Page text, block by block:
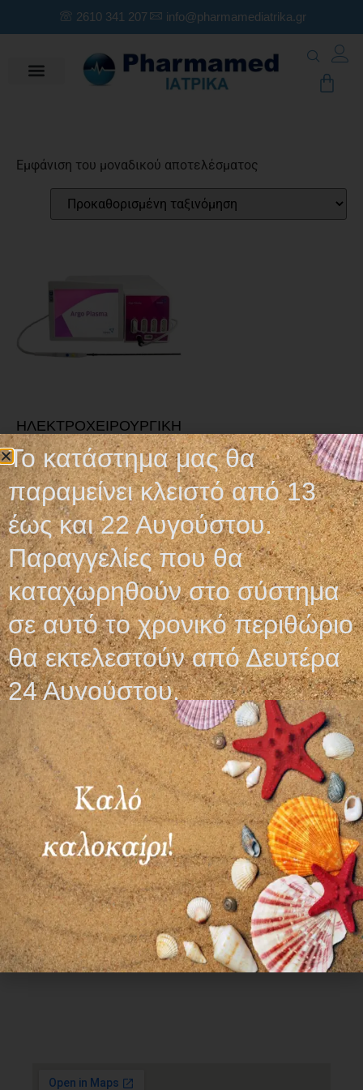
2610 341 207 info@pharmamediatrika.gr
Εμφάνιση του μοναδικού αποτελέσματος
ΗΛΕΚΤΡΟΧΕΙΡΟΥΡΓΙΚΗ
ΔΙΑΘΕΡΜΙΑ ARGO
PLASMA
Διαβάστε περισσότερα
Ωράριο λειτουργίας
ΕΙΔΙΚΟ ΘΕΡΙΝΟ ΩΡΑΡΙΟ
ΔΕΥ-ΠΑΡ: 09:00-14:30
ΣΑΒ – ΚΥΡ: ΚΛΕΙΣΤΑ
Χρήσιμα Links
Όροι Χρήσης
Πολιτική απορρήτου
Τρόποι πληρωμής
Τρόποι αποστολής
Το κατάστημα μας θα
παραμείνει κλειστό από 13
έως και 22 Αυγούστου.
Παραγγελίες που θα
καταχωρηθούν στο σύστημα
σε αυτό το χρονικό περιθώριο
θα εκτελεστούν από Δευτέρα
24 Αυγούστου.